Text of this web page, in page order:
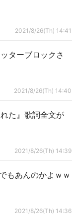
2021/8/26(Th) 14:41
ターブロックさ
2021/8/26(Th) 14:40
た』歌詞全文が
2021/8/26(Th) 14:39
もあんのかよｗｗ
2021/8/26(Th) 14:36